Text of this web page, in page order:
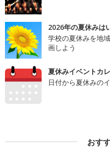
2026年の夏休みは
学校の夏休みを地
画しよう
夏休みイベントカ
日付から夏休みの
おす